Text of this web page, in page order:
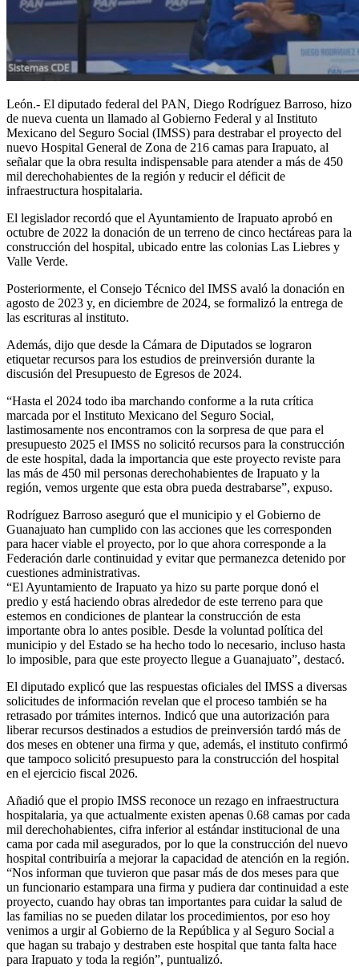
León.- El diputado federal del PAN, Diego Rodríguez Barroso, hizo
de nueva cuenta un llamado al Gobierno Federal y al Instituto
Mexicano del Seguro Social (IMSS) para destrabar el proyecto del
nuevo Hospital General de Zona de 216 camas para Irapuato, al
señalar que la obra resulta indispensable para atender a más de 450
mil derechohabientes de la región y reducir el déficit de
infraestructura hospitalaria.
El legislador recordó que el Ayuntamiento de Irapuato aprobó en
octubre de 2022 la donación de un terreno de cinco hectáreas para la
construcción del hospital, ubicado entre las colonias Las Liebres y
Valle Verde.
Posteriormente, el Consejo Técnico del IMSS avaló la donación en
agosto de 2023 y, en diciembre de 2024, se formalizó la entrega de
las escrituras al instituto.
Además, dijo que desde la Cámara de Diputados se lograron
etiquetar recursos para los estudios de preinversión durante la
discusión del Presupuesto de Egresos de 2024.
“Hasta el 2024 todo iba marchando conforme a la ruta crítica
marcada por el Instituto Mexicano del Seguro Social,
lastimosamente nos encontramos con la sorpresa de que para el
presupuesto 2025 el IMSS no solicitó recursos para la construcción
de este hospital, dada la importancia que este proyecto reviste para
las más de 450 mil personas derechohabientes de Irapuato y la
región, vemos urgente que esta obra pueda destrabarse”, expuso.
Rodríguez Barroso aseguró que el municipio y el Gobierno de
Guanajuato han cumplido con las acciones que les corresponden
para hacer viable el proyecto, por lo que ahora corresponde a la
Federación darle continuidad y evitar que permanezca detenido por
cuestiones administrativas.
“El Ayuntamiento de Irapuato ya hizo su parte porque donó el
predio y está haciendo obras alrededor de este terreno para que
estemos en condiciones de plantear la construcción de esta
importante obra lo antes posible. Desde la voluntad política del
municipio y del Estado se ha hecho todo lo necesario, incluso hasta
lo imposible, para que este proyecto llegue a Guanajuato”, destacó.
El diputado explicó que las respuestas oficiales del IMSS a diversas
solicitudes de información revelan que el proceso también se ha
retrasado por trámites internos. Indicó que una autorización para
liberar recursos destinados a estudios de preinversión tardó más de
dos meses en obtener una firma y que, además, el instituto confirmó
que tampoco solicitó presupuesto para la construcción del hospital
en el ejercicio fiscal 2026.
Añadió que el propio IMSS reconoce un rezago en infraestructura
hospitalaria, ya que actualmente existen apenas 0.68 camas por cada
mil derechohabientes, cifra inferior al estándar institucional de una
cama por cada mil asegurados, por lo que la construcción del nuevo
hospital contribuiría a mejorar la capacidad de atención en la región.
“Nos informan que tuvieron que pasar más de dos meses para que
un funcionario estampara una firma y pudiera dar continuidad a este
proyecto, cuando hay obras tan importantes para cuidar la salud de
las familias no se pueden dilatar los procedimientos, por eso hoy
venimos a urgir al Gobierno de la República y al Seguro Social a
que hagan su trabajo y destraben este hospital que tanta falta hace
para Irapuato y toda la región”, puntualizó.